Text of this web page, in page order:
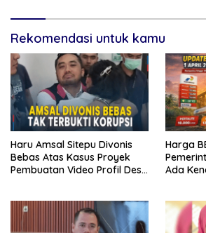
Rekomendasi untuk kamu
Haru Amsal Sitepu Divonis
Bebas Atas Kasus Proyek
Pembuatan Video Profil Desa
Harga
Ada